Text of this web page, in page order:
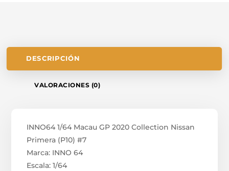
DESCRIPCIÓN
VALORACIONES (0)
INNO64 1/64 Macau GP 2020 Collection Nissan
Primera (P10) #7
Marca: INNO 64
Escala: 1/64